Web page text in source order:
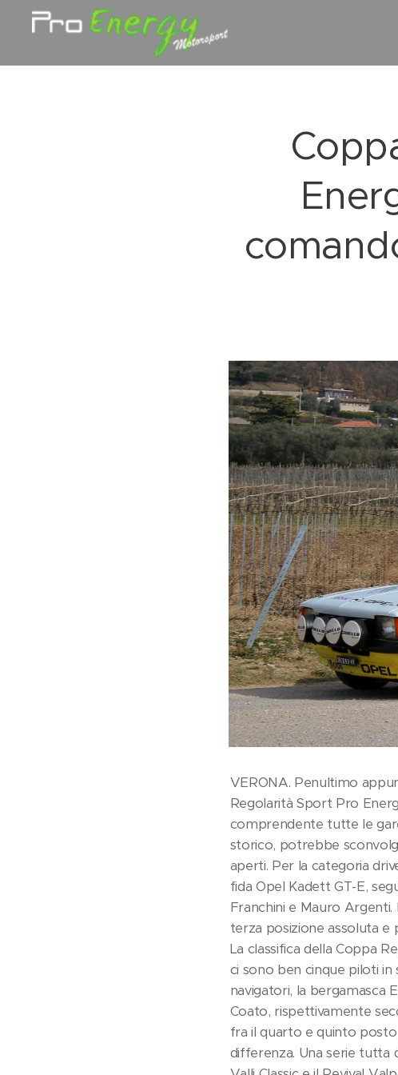
VERONA. Penultimo
Regolarità Sport Pro
comprendente tutte le
storico, potrebbe
aperti. Per la categoria
fida Opel Kadett GT-E,
Franchini e Mauro
terza posizione assoluta e
La classifica della Coppa
ci sono ben cinque piloti
navigatori, la bergamasca
Coato, rispettivamente
fra il quarto e quinto
differenza. Una serie tutta